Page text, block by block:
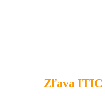
Zľava ITIC